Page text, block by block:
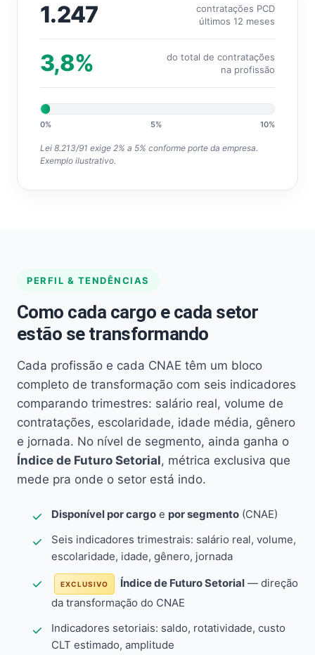
1.247
contratações PCD
últimos 12 meses
3,8%
do total de contratações
na profissão
0% 5% 10%
Lei 8.213/91 exige 2% a 5% conforme porte da empresa.
Exemplo ilustrativo.
PERFIL & TENDÊNCIAS
Como cada cargo e cada setor
estão se transformando
Cada profissão e cada CNAE têm um bloco
completo de transformação com seis indicadores
comparando trimestres: salário real, volume de
contratações, escolaridade, idade média, gênero
e jornada. No nível de segmento, ainda ganha o
Índice de Futuro Setorial, métrica exclusiva que
mede pra onde o setor está indo.
Disponível por cargo e por segmento (CNAE)
Seis indicadores trimestrais: salário real, volume,
escolaridade, idade, gênero, jornada
EXCLUSIVO Índice de Futuro Setorial — direção
da transformação do CNAE
Indicadores setoriais: saldo, rotatividade, custo
CLT estimado, amplitude